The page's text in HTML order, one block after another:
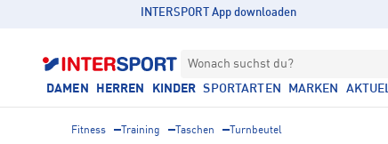
INTERSPORT App downloaden
Wonach suchst du?
DAMEN HERREN KINDER SPORTARTEN MARKEN
Fitness Training Taschen Turnbeutel